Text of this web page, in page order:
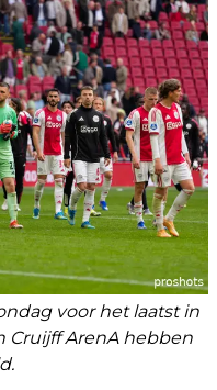
voor het laatst in
Cruijff ArenA hebben